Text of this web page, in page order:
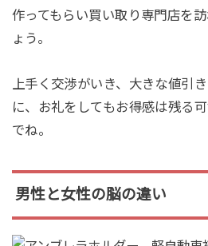
作ってもらい買い取り専門店を
ょう。
上手く交渉がいき、大きな値引
に、お礼をしてもお得感は残る
でね。
男性と女性の脳の違い